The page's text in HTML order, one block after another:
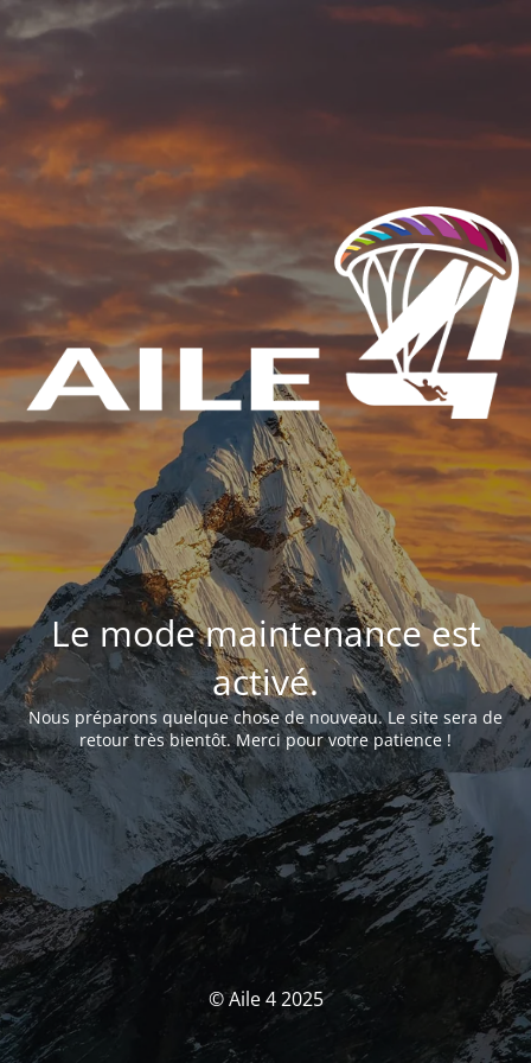
Le mode maintenance est
activé.
Nous préparons quelque chose de nouveau. Le site sera de
retour très bientôt. Merci pour votre patience !
© Aile 4 2025